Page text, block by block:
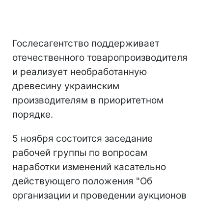
Гослесагентство поддерживает
отечественного товаропроизводителя
и реализует необработанную
древесину украинским
производителям в приоритетном
порядке.
5 ноября состоится заседание
рабочей группы по вопросам
наработки изменений касательно
действующего положения "Об
организации и проведении аукционов